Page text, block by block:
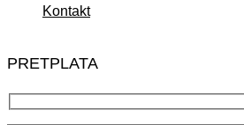
Kontakt
PRETPLATA